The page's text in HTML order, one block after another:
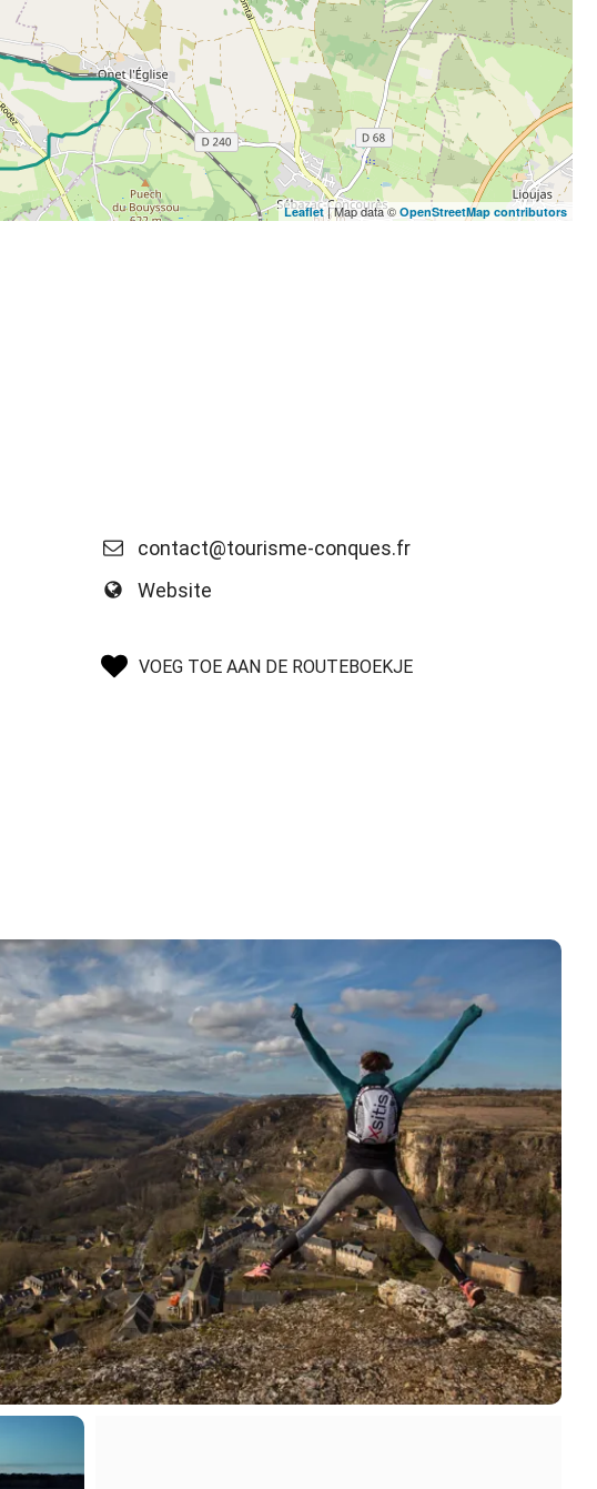
Leaflet| Map data © OpenStreetMap contributors
contact@tourisme-conques.fr
Website
VOEG TOE AAN DE ROUTEBOEKJE